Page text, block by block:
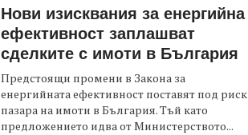
Нови изисквания за енергийна
ефективност заплашват
сделките с имоти в България
Предстоящи промени в Закона за
енергийната ефективност поставят под риск
пазара на имоти в България. Тъй като
предложението идва от Министерството...